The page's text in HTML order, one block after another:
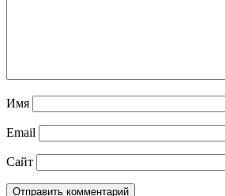
Имя
Email
Сайт